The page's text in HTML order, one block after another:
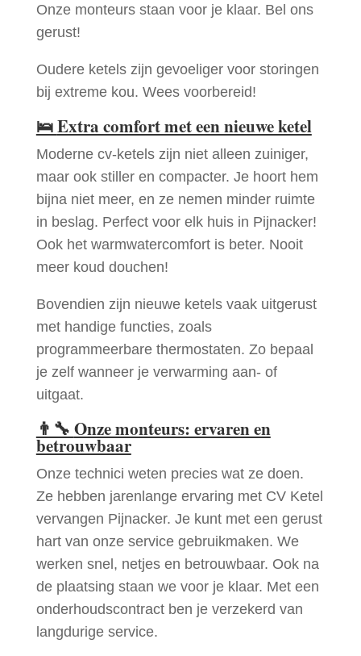
Onze monteurs staan voor je klaar. Bel ons
gerust!
Oudere ketels zijn gevoeliger voor storingen
bij extreme kou. Wees voorbereid!
🛌Extra comfort met een nieuwe ketel
Moderne cv-ketels zijn niet alleen zuiniger,
maar ook stiller en compacter. Je hoort hem
bijna niet meer, en ze nemen minder ruimte
in beslag. Perfect voor elk huis in Pijnacker!
Ook het warmwatercomfort is beter. Nooit
meer koud douchen!
Bovendien zijn nieuwe ketels vaak uitgerust
met handige functies, zoals
programmeerbare thermostaten. Zo bepaal
je zelf wanneer je verwarming aan- of
uitgaat.
👨‍🔧 Onze monteurs: ervaren en
betrouwbaar
Onze technici weten precies wat ze doen.
Ze hebben jarenlange ervaring met CV Ketel
vervangen Pijnacker. Je kunt met een gerust
hart van onze service gebruikmaken. We
werken snel, netjes en betrouwbaar. Ook na
de plaatsing staan we voor je klaar. Met een
onderhoudscontract ben je verzekerd van
langdurige service.